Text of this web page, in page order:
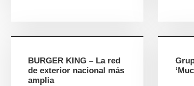
BURGER KING – La red
de exterior nacional más
amplia